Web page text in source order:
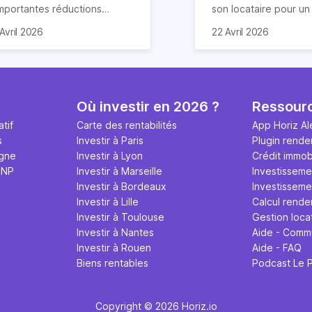
réductions
Elle concerne les
historique destinés à
et quelles
? Suivez notre guide
!
2026
son locataire pour
de nombreuses
Nous vous
sur le contrat de
22 Avril 2026
Où investir en 2026 ?
Carte des rentabilités
Investir à Paris
Investir à Lyon
Investir à Marseille
Investir à Bordeaux
Investir à Lille
Investir à Toulouse
Investir à Nantes
Investir à Rouen
Biens rentables
App Horiz
Plugin
Crédit
Calcul
Gestion
Aide -
Aide - FAQ
Podcast Le
Copyright © 2026 Horiz.io